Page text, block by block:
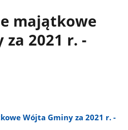
majątkowe
2021 r. -
Wójta Gminy za 2021 r. -